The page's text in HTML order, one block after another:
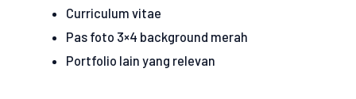
Curriculum vitae
Pas foto 3×4 background merah
Portfolio lain yang relevan